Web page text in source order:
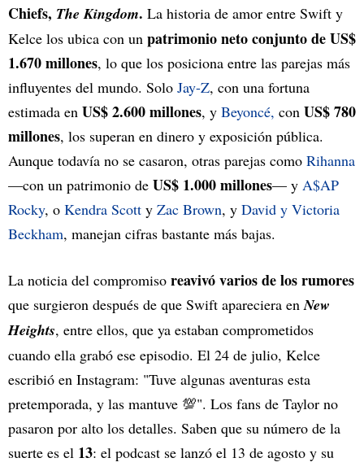
Chiefs, The Kingdom. La historia de amor entre Swift y
Kelce los ubica con un patrimonio neto conjunto de US$
1.670 millones, lo que los posiciona entre las parejas más
influyentes del mundo. Solo Jay-Z, con una fortuna
estimada en US$ 2.600 millones, y Beyoncé, con US$ 780
millones, los superan en dinero y exposición pública.
Aunque todavía no se casaron, otras parejas como Rihanna
—con un patrimonio de US$ 1.000 millones— y A$AP
Rocky, o Kendra Scott y Zac Brown, y David y Victoria
Beckham, manejan cifras bastante más bajas.
La noticia del compromiso reavivó varios de los rumores
que surgieron después de que Swift apareciera enNew
Heights, entre ellos, que ya estaban comprometidos
cuando ella grabó ese episodio. El 24 de julio, Kelce
escribió en Instagram: "Tuve algunas aventuras esta
pretemporada, y las mantuve 💯". Los fans de Taylor no
pasaron por alto los detalles. Saben que su número de la
suerte es el 13: el podcast se lanzó el 13 de agosto y su